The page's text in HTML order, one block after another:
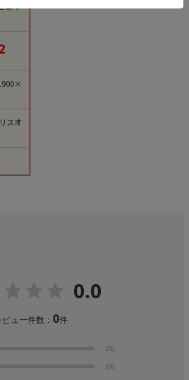
イ
1個
スオ
0.0
ビュー件数：0件
(0)
(0)